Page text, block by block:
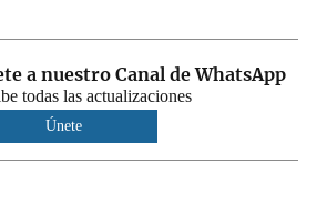
a nuestro Canal de WhatsApp
todas las actualizaciones
Únete